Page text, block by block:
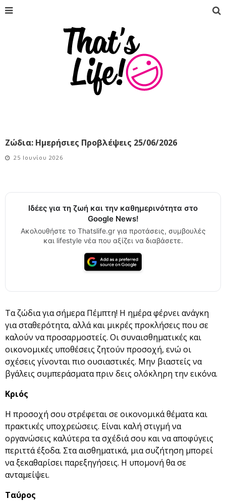
Ζώδια: Ημερήσιες Προβλέψεις 25/06/2026
25 Ιουνίου 2026
Ιδέες για τη ζωή και την καθημερινότητα στο
Google News!
Ακολουθήστε το Thatslife.gr για προτάσεις, συμβουλές
και lifestyle νέα που αξίζει να διαβάσετε.
Τα ζώδια για σήμερα Πέμπτη! Η ημέρα φέρνει ανάγκη
για σταθερότητα, αλλά και μικρές προκλήσεις που σε
καλούν να προσαρμοστείς. Οι συναισθηματικές και
οικονομικές υποθέσεις ζητούν προσοχή, ενώ οι
σχέσεις γίνονται πιο ουσιαστικές. Μην βιαστείς να
βγάλεις συμπεράσματα πριν δεις ολόκληρη την εικόνα.
Κριός
Η προσοχή σου στρέφεται σε οικονομικά θέματα και
πρακτικές υποχρεώσεις. Είναι καλή στιγμή να
οργανώσεις καλύτερα τα σχέδιά σου και να αποφύγεις
περιττά έξοδα. Στα αισθηματικά, μια συζήτηση μπορεί
να ξεκαθαρίσει παρεξηγήσεις. Η υπομονή θα σε
ανταμείψει.
Ταύρος